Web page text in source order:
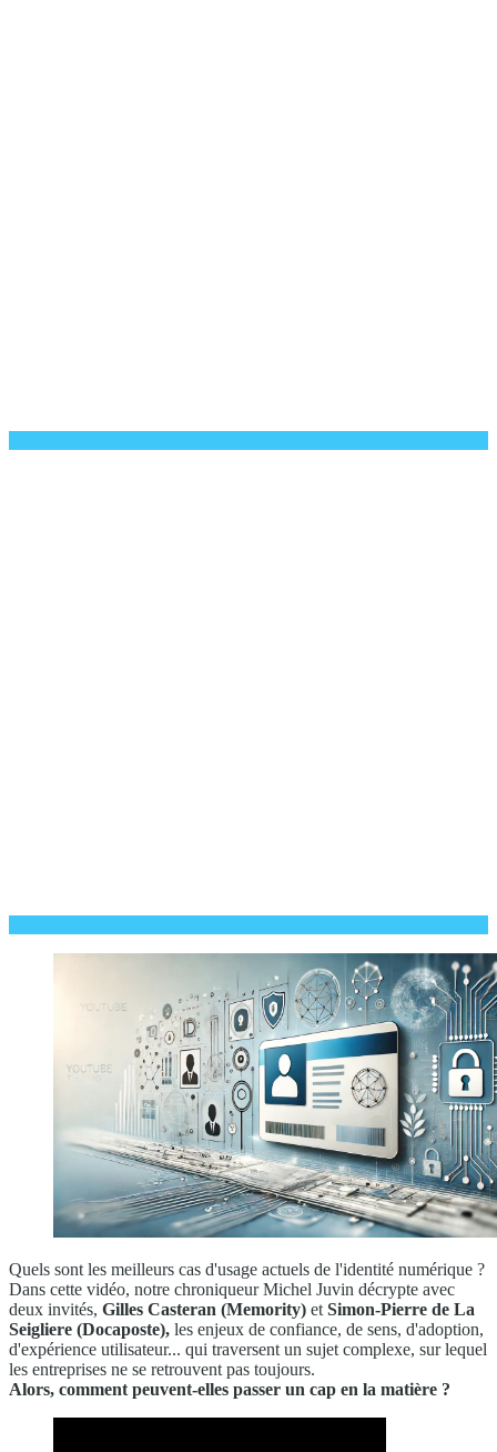
Quels sont les meilleurs cas d'usage actuels de l'identité numérique ?
Dans cette vidéo, notre chroniqueur Michel Juvin décrypte avec
deux invités, Gilles Casteran (Memority) et Simon-Pierre de La
Seigliere (Docaposte), les enjeux de confiance, de sens, d'adoption,
d'expérience utilisateur... qui traversent un sujet complexe, sur lequel
les entreprises ne se retrouvent pas toujours.
Alors, comment peuvent-elles passer un cap en la matière ?